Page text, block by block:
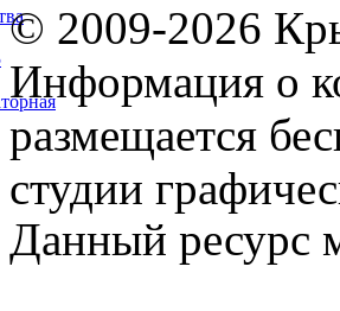
© 2009-2026
Информация о
размещается
студии
Данный ресурс